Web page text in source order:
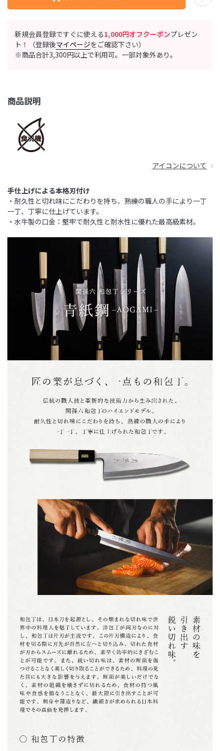
新規会員登録ですぐに使える1,000円オフクーポンプレゼン
ト！（登録後マイページをご確認下さい）
※商品合計3,300円以上で利用可。一部対象外あり。
商品説明
アイコンについて
手仕上げによる本格刃付け
・耐久性と切れ味にこだわりを持ち、熟練の職人の手により一丁
一丁、丁寧に仕上げています。
・水牛製の口金：堅牢で耐久性と耐水性に優れた最高級素材。